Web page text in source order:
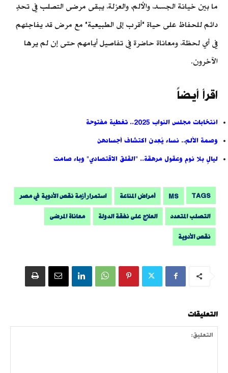
ما بين خيانة الجسد، والألم، والعزلة، يبقى مرضى التصلب في تحدٍ
دائم للحفاظ على حياة "أقرب إلى الطبيعية" مع مرض قد يفاجئهم
في أي لحظة، ومعاناة حاضرة في تفاصيل أيامهم حتى إن لم يرها
الآخرون.
اقرأ أيضاً
انتخابات مجلس النواب 2025.. تغطية مفتوحة
وصمة الألم.. نساء يُعِدن اكتشاف أجسادهن
ليالٍ بلا نوم وعقول مرهقة.. "القلق الاقتصادي" وباء صامت
TAGS
MS أمراض المناعة استمرار أزمة نقص الأدوية في مصر
التصلب المتعدد العلاج على نفقة الدولة معاناة المرضى
نقص الأدوية
التعليقات